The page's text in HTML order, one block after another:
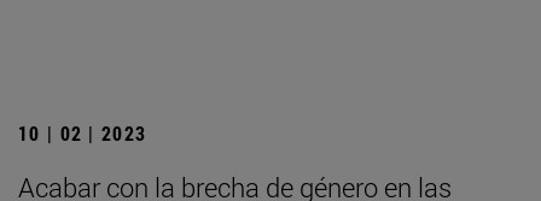
10 | 02 | 2023
Acabar con la brecha de género en las